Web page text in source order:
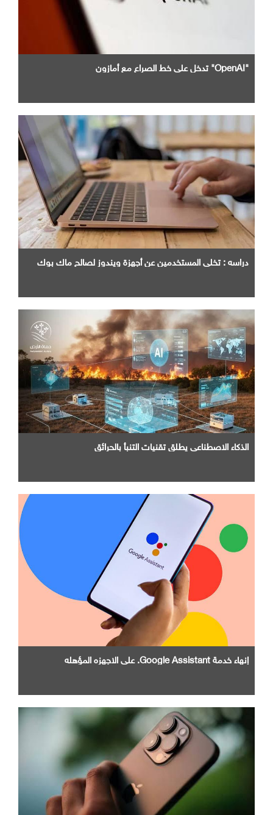
"OpenAI" تدخل علي خط الصراع مع أمازون
دراسه : تخلي المستخدمين عن أجهزة ويندوز لصالح ماك بوك
الذكاء الاصطناعي يطلق تقنيات التنبأ بالحرائق
إنهاء خدمة Google Assistant. علي الاجهزه المؤهله